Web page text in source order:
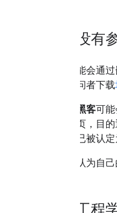
但我没有
黑客可能会通
网站访问者下载
黑客可
额外网页，目
站是否已被认
如果您认为自
社会工程